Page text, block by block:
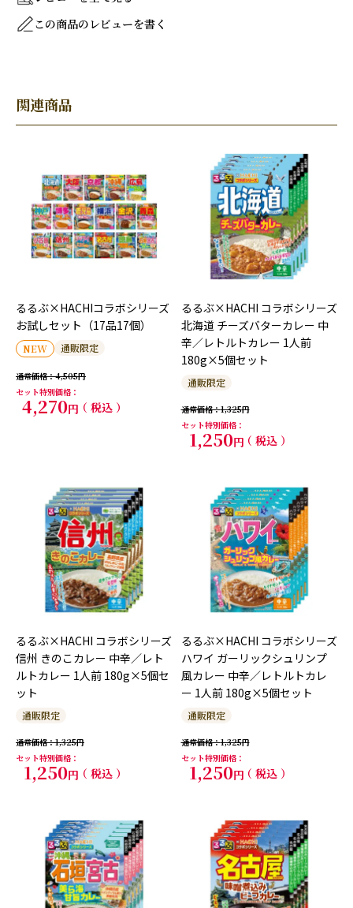
この商品のレビューを書く
関連商品
るるぶ×HACHIコラボシリーズ
お試しセット（17品17個）
NEW 通販限定
通常価格
4,505
セット特別価格
4,270 税込
るるぶ×HACHI コラボシリーズ
北海道 チーズバターカレー 中
辛／レトルトカレー 1人前
180g×5個セット
通販限定
通常価格
1,325
セット特別価格
1,250 税込
るるぶ×HACHI コラボシリーズ
信州 きのこカレー 中辛／レト
ルトカレー 1人前 180g×5個セ
ット
通販限定
通常価格
1,325
セット特別価格
1,250 税込
るるぶ×HACHI コラボシリーズ
ハワイ ガーリックシュリンプ
風カレー 中辛／レトルトカレ
ー 1人前 180g×5個セット
通販限定
通常価格
1,325
セット特別価格
1,250 税込